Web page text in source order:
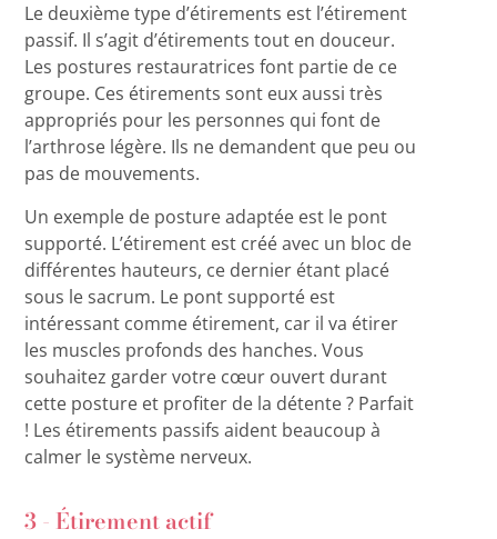
Le deuxième type d’étirements est l’étirement
passif. Il s’agit d’étirements tout en douceur.
Les postures restauratrices font partie de ce
groupe. Ces étirements sont eux aussi très
appropriés pour les personnes qui font de
l’arthrose légère. Ils ne demandent que peu ou
pas de mouvements.
Un exemple de posture adaptée est le pont
supporté. L’étirement est créé avec un bloc de
différentes hauteurs, ce dernier étant placé
sous le sacrum. Le pont supporté est
intéressant comme étirement, car il va étirer
les muscles profonds des hanches. Vous
souhaitez garder votre cœur ouvert durant
cette posture et profiter de la détente ? Parfait
! Les étirements passifs aident beaucoup à
calmer le système nerveux.
3 - Étirement actif